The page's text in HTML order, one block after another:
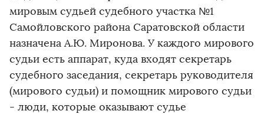
мировым судьей судебного участка №1
Самойловского района Саратовской области
назначена А.Ю. Миронова. У каждого мирового
судьи есть аппарат, куда входят секретарь
судебного заседания, секретарь руководителя
(мирового судьи) и помощник мирового судьи
- люди, которые оказывают судье